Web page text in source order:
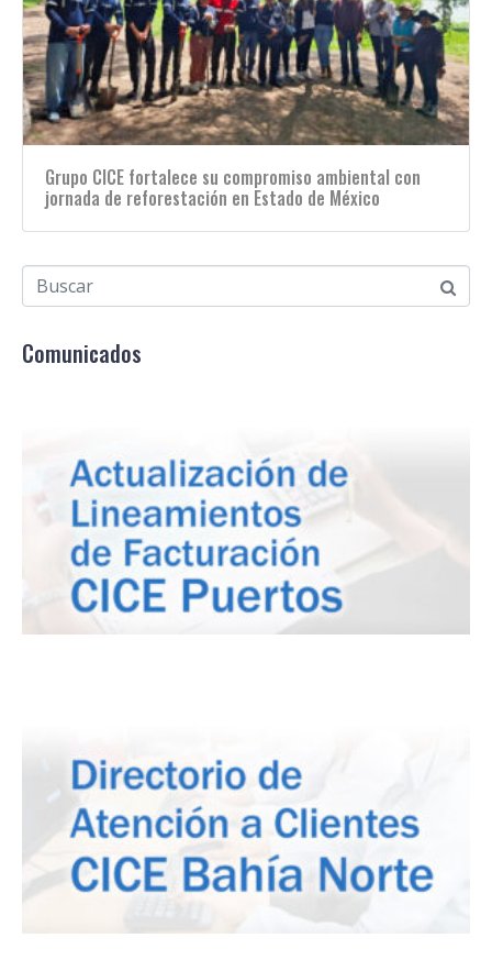
Grupo CICE fortalece su compromiso ambiental con
jornada de reforestación en Estado de México
Comunicados